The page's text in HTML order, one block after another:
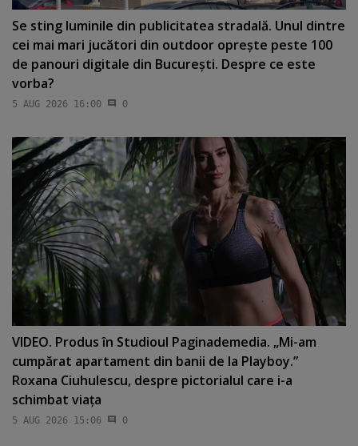
Se sting luminile din publicitatea stradală. Unul dintre
cei mai mari jucători din outdoor opreşte peste 100
de panouri digitale din Bucureşti. Despre ce este
vorba?
5 AUG 2026 16:00 0
VIDEO. Produs în Studioul Paginademedia. „Mi-am
cumpărat apartament din banii de la Playboy.”
Roxana Ciuhulescu, despre pictorialul care i-a
schimbat viaţa
5 AUG 2026 15:06 0